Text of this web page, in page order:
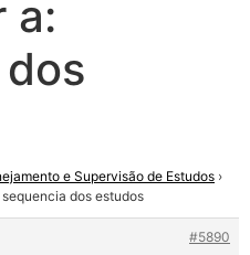
a:
e Supervisão de Estudos ›
sequencia dos estudos
#5890